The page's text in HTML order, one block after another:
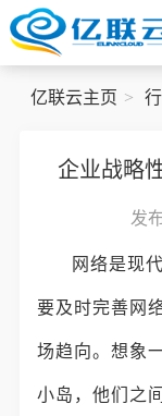
亿联云主页
企业战略
发
网络是现
要及时完善网
场趋向。想象
小岛，他们之